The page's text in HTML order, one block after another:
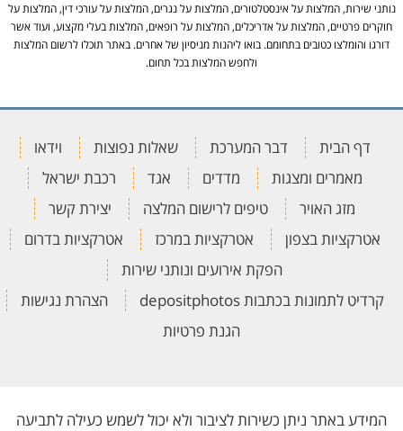
נותני שירות, המלצות על אינסטלטורים, המלצות על נגרים, המלצות על עורכי דין, המלצות על
חוקרים פרטיים, המלצות על אדריכלים, המלצות על רופאים, המלצות בעלי מקצוע, ועוד אשר
דורגו והומלצו כטובים בתחומם. בואו ליהנות מניסיון של אחרים. באתר תוכלו לרשום המלצות
ולחפש המלצות בכל תחום.
דף הבית דבר המערכת שאלות נפוצות
וידאו
מאמרים ומצגות
מדדים אגד
רכבת ישראל
מזג האויר
טיפים לרישום המלצה
יצירת קשר
אטרקציות בצפון
אטרקציות במרכז
אטרקציות בדרום
הפקת אירועים ונותני שירות
קרדיט לתמונות בכתבות depositphotos
הצהרת נגישות
הגנת פרטיות
המידע באתר ניתן כשירות לציבור ולא יכול לשמש כעילה לתביעה